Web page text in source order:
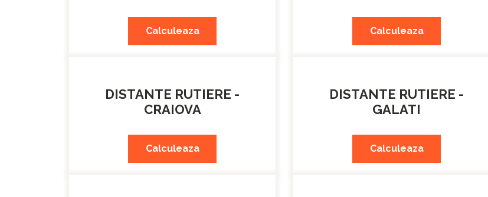
Calculeaza Calculeaza
DISTANTE RUTIERE -
CRAIOVA
Calculeaza
DISTANTE RUTIERE -
GALATI
Calculeaza